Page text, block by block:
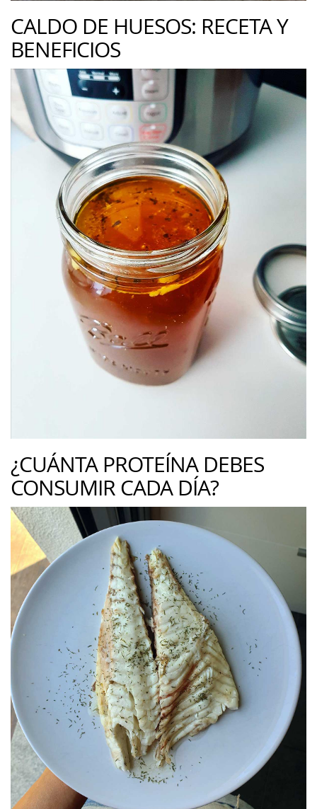
CALDO DE HUESOS: RECETA Y
BENEFICIOS
¿CUÁNTA PROTEÍNA DEBES
CONSUMIR CADA DÍA?